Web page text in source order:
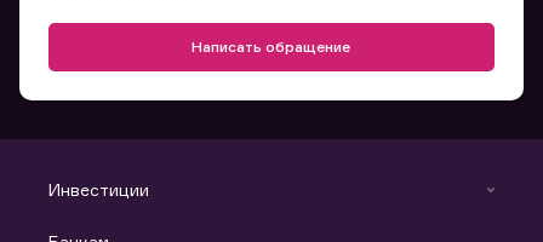
Написать обращение
Инвестиции